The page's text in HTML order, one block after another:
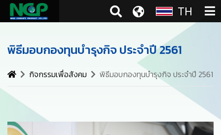
TH
พิธีมอบกองทุนบำรุงกิจ ประจำปี 2561
กิจกรรมเพื่อสังคม พิธีมอบกองทุนบำรุงกิจ ประจำปี 2561